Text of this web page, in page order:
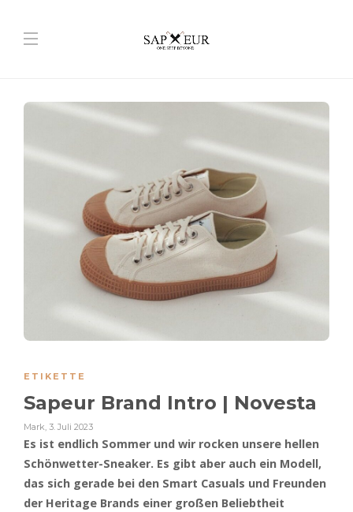
ETIKETTE
Sapeur Brand Intro | Novesta
Mark, 3. Juli 2023
Es ist endlich Sommer und wir rocken unsere hellen
Schönwetter-Sneaker. Es gibt aber auch ein Modell,
das sich gerade bei den Smart Casuals und Freunden
der Heritage Brands einer großen Beliebtheit